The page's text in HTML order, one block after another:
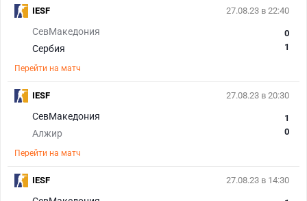
27.08.23 в 22:40
СевМакедония
Сербия
0
1
Перейти на матч
IESF
27.08.23 в 20:30
СевМакедония
Алжир
1
0
Перейти на матч
IESF
27.08.23 в 14:30
IESF